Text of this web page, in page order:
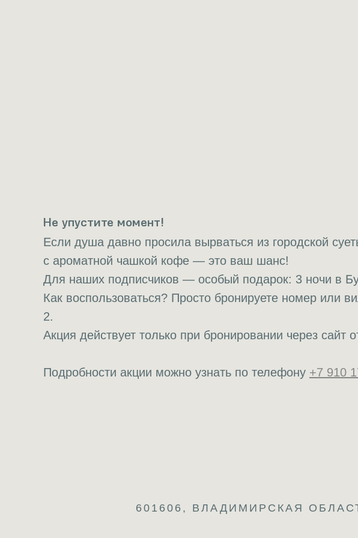
Не упустите момент!
Если душа давно просила вырваться из городской
с ароматной чашкой кофе — это ваш шанс!
Для наших подписчиков — особый подарок: 3 ночи в
Как воспользоваться? Просто бронируете номер или
2.
Акция действует только при бронировании через
Подробности акции можно узнать по телефону +7 910
601606, ВЛАДИМИРСКАЯ